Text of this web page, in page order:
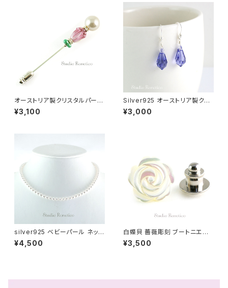
オーストリア製クリスタルパール
とチェコガラス チューリップ ラ
ペルピン スティックピン ピンク
¥3,100
Silver925 オーストリア製クリ
スタルタンザナイトカラーしずく
ピアス pi-115ms
¥3,000
silver925 ベビーパール ネック
レス オーストリア製クリスタルパ
ール 5mmパール 40cmプラス
¥4,500
白蝶貝 薔薇彫刻 ブートニエー
ル ピンブローチ ラペルピン タイ
タック swb-32
¥3,500